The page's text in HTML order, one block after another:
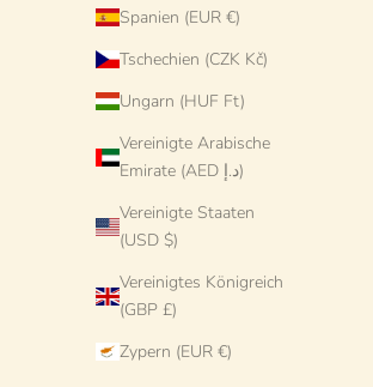
Spanien (EUR €)
Tschechien (CZK Kč)
Ungarn (HUF Ft)
Vereinigte Arabische
Emirate (AED د.إ)
Vereinigte Staaten
(USD $)
Vereinigtes Königreich
(GBP £)
Zypern (EUR €)
"Pepperoni" Glasskaraffe
Angebot
€98 EUR